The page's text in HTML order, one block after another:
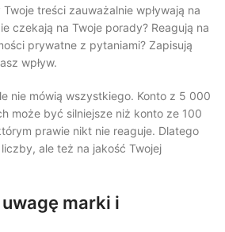
treści zauważalnie wpływają na
czekają na Twoje porady? Reagują na
prywatne z pytaniami? Zapisują
wpływ.
nie mówią wszystkiego. Konto z 5 000
może być silniejsze niż konto ze 100
prawie nikt nie reaguje. Dlatego
ale też na jakość Twojej
marki i